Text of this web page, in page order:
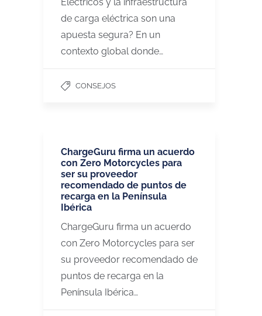
de carga eléctrica son una
apuesta segura? En un
contexto global donde…
CONSEJOS
ChargeGuru firma un acuerdo
con Zero Motorcycles para
ser su proveedor
recomendado de puntos de
recarga en la Península
Ibérica
ChargeGuru firma un acuerdo
con Zero Motorcycles para ser
su proveedor recomendado de
puntos de recarga en la
Península Ibérica…